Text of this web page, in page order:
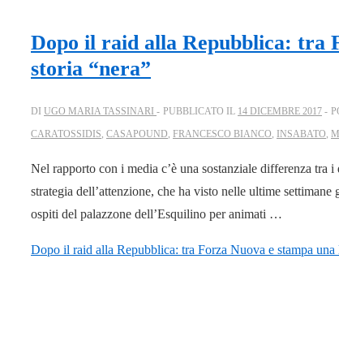
Dopo il raid alla Repubblica: tra
storia “nera”
DI UGO MARIA TASSINARI PUBBLICATO IL 14 DICEMBRE 2017
CARATOSSIDIS, CASAPOUND, FRANCESCO BIANCO, INSABATO,
Nel rapporto con i media c’è una sostanziale differenza tra
strategia dell’attenzione, che ha visto nelle ultime
ospiti del palazzone dell’Esquilino per animati …
Dopo il raid alla Repubblica: tra Forza Nuova e stampa una